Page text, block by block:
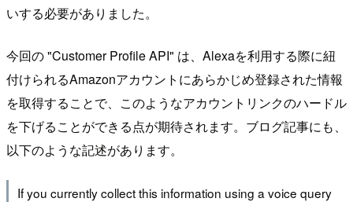
いする必要がありました。
今回の "Customer Profile API" は、Alexaを利用する際に紐
付けられるAmazonアカウントにあらかじめ登録された情報
を取得することで、このようなアカウントリンクのハードル
を下げることができる点が期待されます。ブログ記事にも、
以下のような記述があります。
If you currently collect this information using a voice query